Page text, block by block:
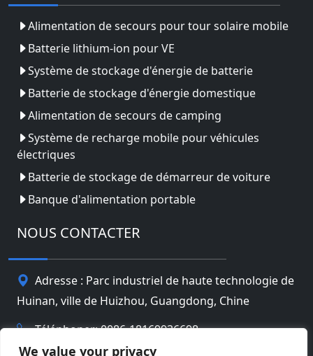
We value your privacy
Alimentation de secours pour tour solaire mobile
Batterie lithium-ion pour VE
Système de stockage d'énergie de batterie
Batterie de stockage d'énergie domestique
Alimentation de secours de camping
Système de recharge mobile pour véhicules
électriques
Batterie de stockage de démarreur de voiture
Banque d'alimentation portable
NOUS CONTACTER
Adresse : Parc industriel de haute technologie de
Huinan, ville de Huizhou, Guangdong, Chine
Téléphoner: 0086-18169936698